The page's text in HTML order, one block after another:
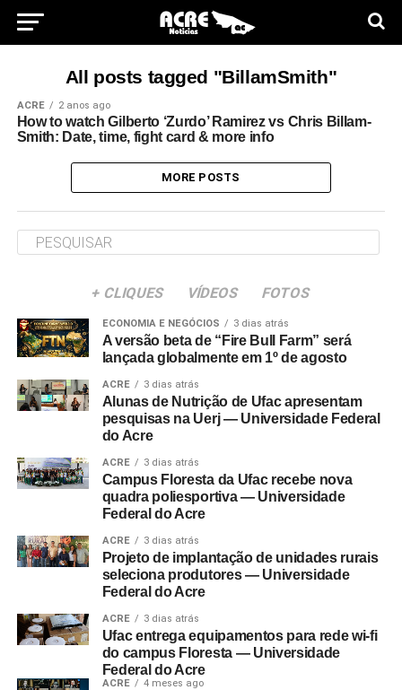
All posts tagged "BillamSmith"
ACRE 2 anos ago
How to watch Gilberto ‘Zurdo’ Ramirez vs Chris Billam-
Smith: Date, time, fight card & more info
MORE POSTS
+ CLIQUES VÍDEOS FOTOS
ECONOMIA E NEGÓCIOS 3 dias atrás
A versão beta de “Fire Bull Farm” será
lançada globalmente em 1º de agosto
ACRE 3 dias atrás
Alunas de Nutrição de Ufac apresentam
pesquisas na Uerj — Universidade Federal
do Acre
ACRE 3 dias atrás
Campus Floresta da Ufac recebe nova
quadra poliesportiva — Universidade
Federal do Acre
ACRE 3 dias atrás
Projeto de implantação de unidades rurais
seleciona produtores — Universidade
Federal do Acre
ACRE 3 dias atrás
Ufac entrega equipamentos para rede wi-fi
do campus Floresta — Universidade
Federal do Acre
ACRE 4 meses ago